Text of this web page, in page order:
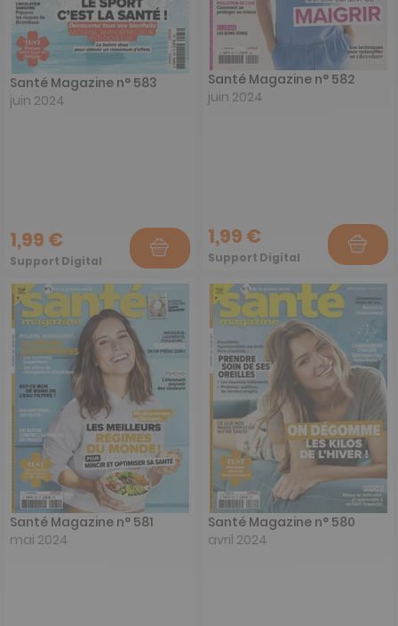
Santé Magazine n° 583
juin 2024
1,99 €
Support Digital
Santé Magazine n° 582
juin 2024
1,99 €
Support Digital
Santé Magazine n° 581
mai 2024
Santé Magazine n° 580
avril 2024